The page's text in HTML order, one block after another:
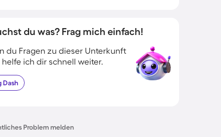
du was? Frag mich einfach!
du Fragen zu dieser Unterkunft
helfe ich dir schnell weiter.
Dash
Problem melden